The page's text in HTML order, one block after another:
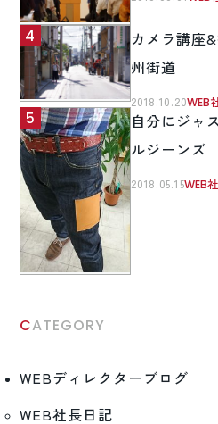
カメラ講座
州街道
2018.10.20WEB
自分にジャ
ルジーンズ
2018.05.15WEB
CATEGORY
WEBディレクターブログ
WEB社長日記